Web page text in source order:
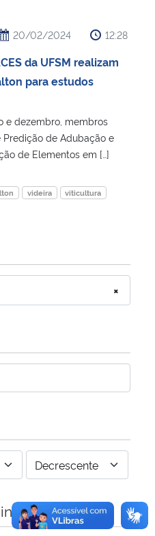
e Comunicações
20/02/2024 12:28
da UFSM realizam
para estudos
e dezembro, membros
de Adubação e
de Elementos em […]
videira viticultura
×